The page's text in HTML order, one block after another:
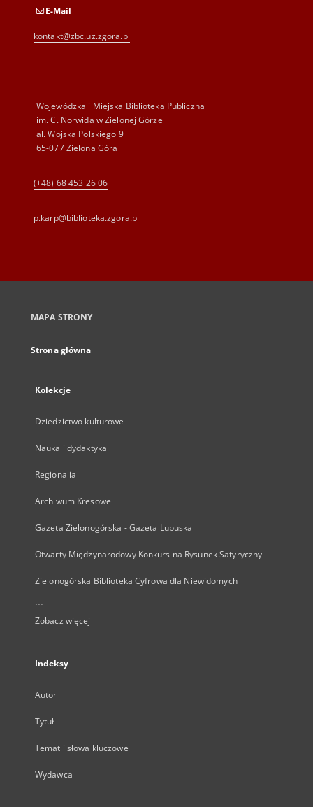
E-Mail
kontakt@zbc.uz.zgora.pl
Wojewódzka i Miejska Biblioteka Publiczna
im. C. Norwida w Zielonej Górze
al. Wojska Polskiego 9
65-077 Zielona Góra
(+48) 68 453 26 06
p.karp@biblioteka.zgora.pl
MAPA STRONY
Strona główna
Kolekcje
Dziedzictwo kulturowe
Nauka i dydaktyka
Regionalia
Archiwum Kresowe
Gazeta Zielonogórska - Gazeta Lubuska
Otwarty Międzynarodowy Konkurs na Rysunek Satyryczny
Zielonogórska Biblioteka Cyfrowa dla Niewidomych
...
Zobacz więcej
Indeksy
Autor
Tytuł
Temat i słowa kluczowe
Wydawca